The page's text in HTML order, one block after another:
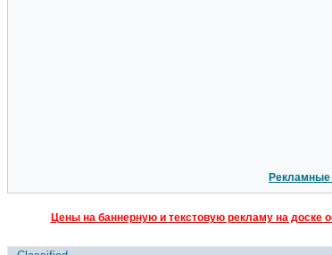
Цены на баннерную и текстовую рекламу на доске